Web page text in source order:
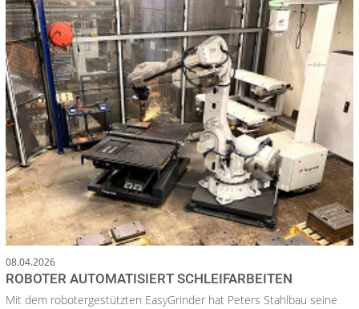
08.04.2026
ROBOTER AUTOMATISIERT SCHLEIFARBEITEN
Mit dem robotergestützten EasyGrinder hat Peters Stahlbau seine